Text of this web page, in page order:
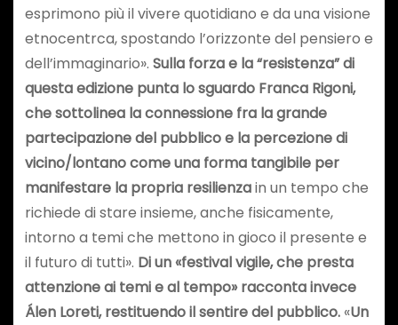
esprimono più il vivere quotidiano e da una visione
etnocentrca, spostando l’orizzonte del pensiero e
dell’immaginario». Sulla forza e la “resistenza” di
questa edizione punta lo sguardo Franca Rigoni,
che sottolinea la connessione fra la grande
partecipazione del pubblico e la percezione di
vicino/lontano come una forma tangibile per
manifestare la propria resilienzain un tempo che
richiede di stare insieme, anche fisicamente,
intorno a temi che mettono in gioco il presente e
il futuro di tutti». Di un «festival vigile, che presta
attenzione ai temi e al tempo» racconta invece
Álen Loreti, restituendo il sentire del pubblico. «Un